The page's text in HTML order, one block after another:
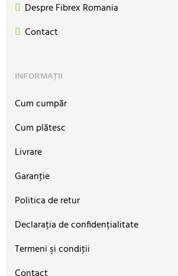
Despre Fibrex Romania
Contact
INFORMAȚII
Cum cumpăr
Cum plătesc
Livrare
Garanţie
Politica de retur
Declarația de confidențialitate
Termeni şi condiţii